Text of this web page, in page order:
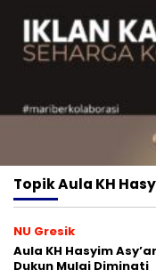
TopikAula KH
NU Gresik
Aula KH Hasyim
Dukun Mulai Diminati